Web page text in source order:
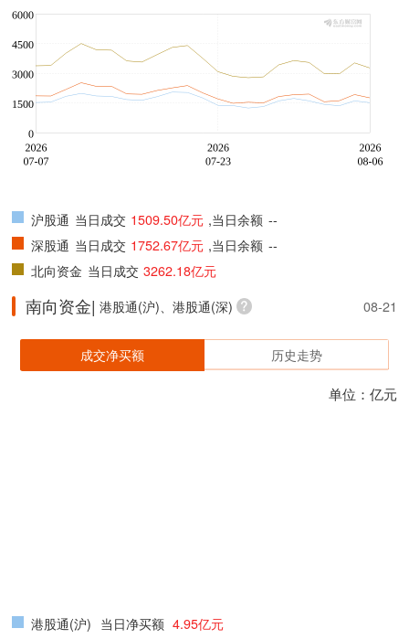
沪股通 当日成交 1509.50亿元 ,当日余额 --
深股通 当日成交 1752.67亿元 ,当日余额 --
北向资金 当日成交 3262.18亿元
南向资金| 港股通(沪)、港股通(深) 08-21
成交净买额 历史走势
单位：亿元
港股通(沪) 当日净买额 4.95亿元